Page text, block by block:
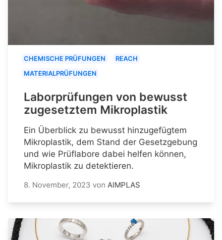
CHEMISCHE PRÜFUNGEN
REACH
MATERIALPRÜFUNGEN
Laborprüfungen von bewusst
zugesetztem Mikroplastik
Ein Überblick zu bewusst hinzugefügtem
Mikroplastik, dem Stand der Gesetzgebung
und wie Prüflabore dabei helfen können,
Mikroplastik zu detektieren.
8. November, 2023 von AIMPLAS